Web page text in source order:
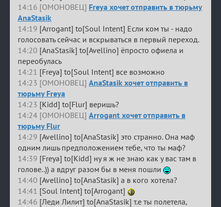
14:16 [ОМОНОВЕЦ] Freya хочет отправить в тюрьму
AnaStasik
14:19 [Arrogant] to[Soul Intent] Если ком ты - надо
голосовать сейчас и вскрываться в первый переход.
14:20 [AnaStasik] to[Avellino] ёпросто офиела и
переобулась
14:21 [Freya] to[Soul Intent] все возможно
14:23 [ОМОНОВЕЦ] AnaStasik хочет отправить в
тюрьму Freya
14:23 [Kidd] to[Flur] веришь?
14:24 [ОМОНОВЕЦ] Arrogant хочет отправить в
тюрьму Flur
14:29 [Avellino] to[AnaStasik] это странно. Она маф
одним лишь предположением тебе, что ты маф?
14:39 [Freya] to[Kidd] ну я ж не знаю как у вас там в
голове..)) а вдруг разом бы в меня пошли
14:40 [Avellino] to[AnaStasik] а в кого хотела?
14:41 [Soul Intent] to[Arrogant]
14:46 [Леди Лилит] to[AnaStasik] т.е ты полетела,